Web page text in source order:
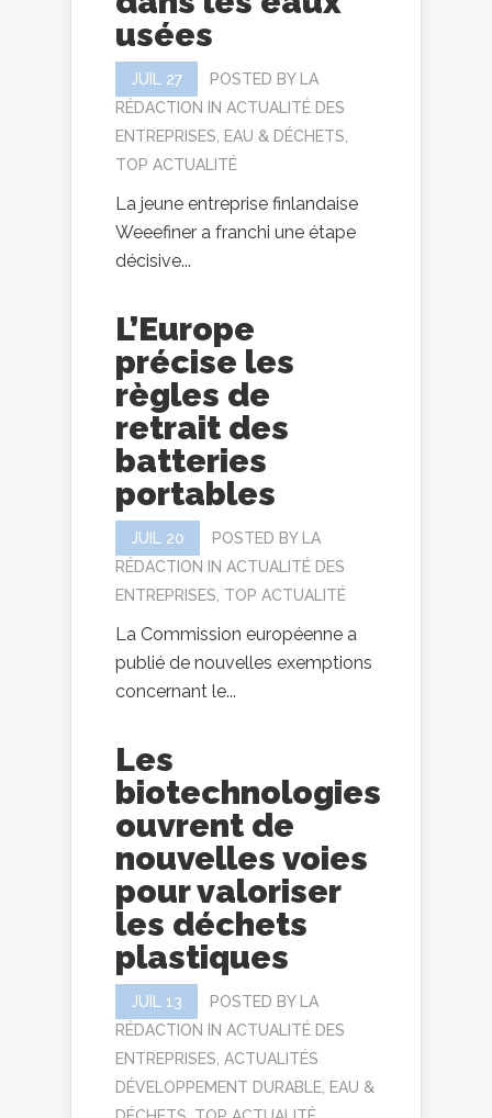
usées
JUIL 27 POSTED BY LA
RÉDACTION
IN ACTUALITÉ DES
ENTREPRISES, EAU & DÉCHETS,
TOP ACTUALITÉ
La jeune entreprise finlandaise
Weeefiner a franchi une étape
décisive...
L’Europe
précise les
règles de
retrait des
batteries
portables
JUIL 20 POSTED BY LA
RÉDACTION
IN ACTUALITÉ DES
ENTREPRISES, TOP ACTUALITÉ
La Commission européenne a
publié de nouvelles exemptions
concernant le...
Les
biotechnologies
ouvrent de
nouvelles voies
pour valoriser
les déchets
plastiques
JUIL 13 POSTED BY LA
RÉDACTION
IN ACTUALITÉ DES
ENTREPRISES, ACTUALITÉS
DÉVELOPPEMENT DURABLE, EAU &